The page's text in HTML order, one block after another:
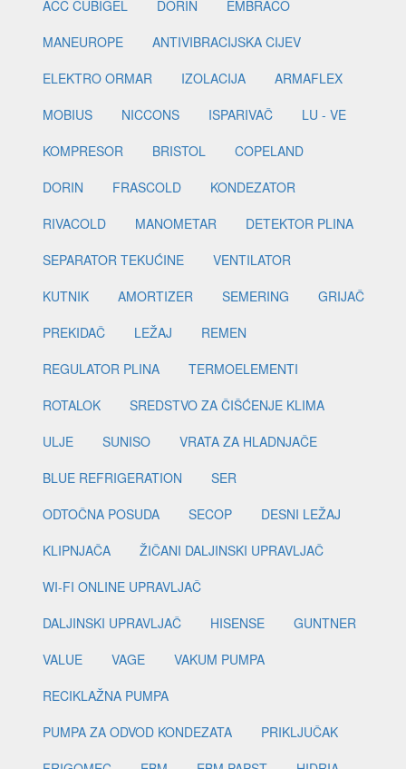
ACC CUBIGEL
DORIN
EMBRACO
MANEUROPE
ANTIVIBRACIJSKA CIJEV
ELEKTRO ORMAR
IZOLACIJA
ARMAFLEX
MOBIUS
NICCONS ISPARIVAČ
LU - VE
KOMPRESOR
BRISTOL
COPELAND
DORIN
FRASCOLD
KONDEZATOR
RIVACOLD
MANOMETAR
DETEKTOR PLINA
SEPARATOR TEKUĆINE
VENTILATOR
KUTNIK
AMORTIZER SEMERING
GRIJAČ
PREKIDAČ
LEŽAJ
REMEN
REGULATOR PLINA
TERMOELEMENTI
ROTALOK
SREDSTVO ZA ČIŠĆENJE KLIMA
ULJE
SUNISO
VRATA ZA HLADNJAČE
BLUE REFRIGERATION
SER
ODTOČNA POSUDA
SECOP
DESNI LEŽAJ
KLIPNJAČA
ŽIČANI DALJINSKI UPRAVLJAČ
WI-FI ONLINE UPRAVLJAČ
DALJINSKI UPRAVLJAČ
HISENSE
GUNTNER
VALUE
VAGE
VAKUM PUMPA
RECIKLAŽNA PUMPA
PUMPA ZA ODVOD KONDEZATA
PRIKLJUČAK